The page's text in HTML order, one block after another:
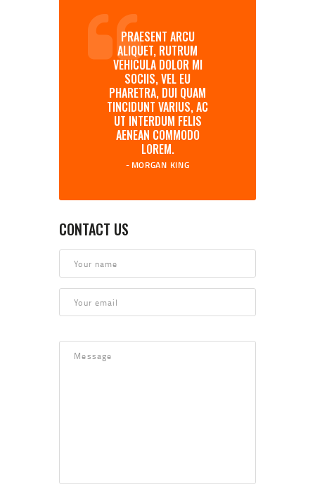
PRAESENT ARCU
ALIQUET, RUTRUM
VEHICULA DOLOR MI
SOCIIS, VEL EU
PHARETRA, DUI QUAM
TINCIDUNT VARIUS, AC
UT INTERDUM FELIS
AENEAN COMMODO
LOREM.
MORGAN KING
CONTACT US